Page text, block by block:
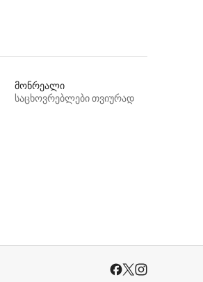
მონრეალი
საცხოვრებლები თვიურად